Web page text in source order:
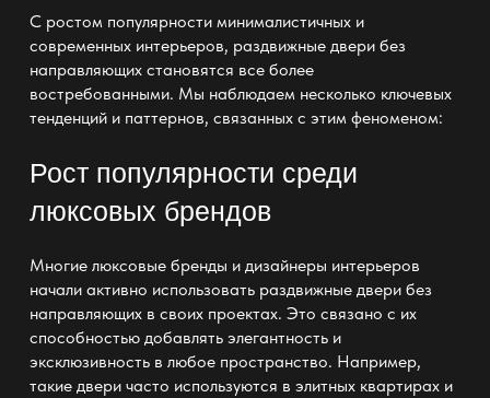
С ростом популярности минималистичных и
современных интерьеров, раздвижные двери без
направляющих становятся все более
востребованными. Мы наблюдаем несколько ключевых
тенденций и паттернов, связанных с этим феноменом:
Рост популярности среди
люксовых брендов
Многие люксовые бренды и дизайнеры интерьеров
начали активно использовать раздвижные двери без
направляющих в своих проектах. Это связано с их
способностью добавлять элегантностьи
эксклюзивность в любое пространство. Например,
такие двери часто используются в элитных квартирах и